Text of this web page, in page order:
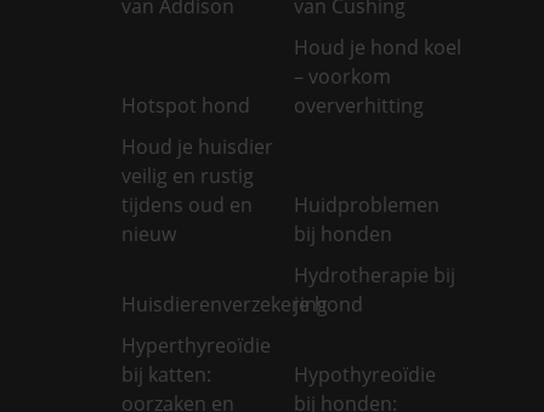
van Addison
van Cushing
Hotspot hond
Houd je hond koel
– voorkom
oververhitting
Houd je huisdier
veilig en rustig
tijdens oud en
nieuw
Huidproblemen
bij honden
Huisdierenverzekering
Hydrotherapie bij
je hond
Hyperthyreoïdie
bij katten:
oorzaken en
Hypothyreoïdie
bij honden: